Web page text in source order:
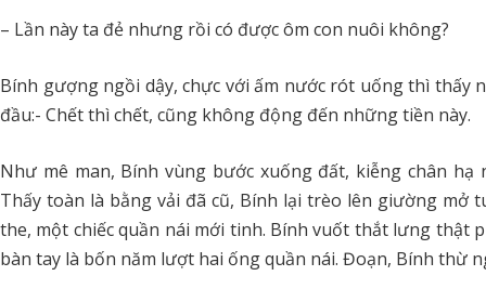
– Lần này ta đẻ nhưng rồi có được ôm con nuôi không?
Bính gượng ngồi dậy, chực với ấm nước rót uống thì thấy
đầu:- Chết thì chết, cũng không động đến những tiền này.
Như mê man, Bính vùng bước xuống đất, kiễng chân
Thấy toàn là bằng vải đã cũ, Bính lại trèo lên giường mở
the, một chiếc quần nái mới tinh. Bính vuốt thắt lưng thật
bàn tay là bốn năm lượt hai ống quần nái. Đoạn, Bính thừ